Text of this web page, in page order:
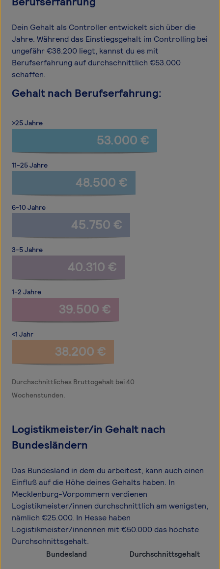
Dein Gehalt als Controller entwickelt sich über die
Jahre. Während das Einstiegsgehalt im Controlling bei
ungefähr €38.200 liegt, kannst du es mit
Berufserfahrung auf durchschnittlich €53.000
schaffen.
Gehalt nach Berufserfahrung:
>25 Jahre
53.000 €
11-25 Jahre
48.500 €
6-10 Jahre
45.750 €
3-5 Jahre
40.310 €
1-2 Jahre
39.500 €
<1 Jahr
38.200 €
Durchschnittliches Bruttogehalt bei 40
Wochenstunden.
Logistikmeister/in Gehalt nach
Bundesländern
Das Bundesland in dem du arbeitest, kann auch einen
Einfluß auf die Höhe deines Gehalts haben. In
Mecklenburg-Vorpommern verdienen
Logistikmeister/innen durchschnittlich am wenigsten,
nämlich €25.000. In Hesse haben
Logistikmeister/innennen mit €50.000 das höchste
Durchschnittsgehalt.
Bundesland Durchschnittsgehalt